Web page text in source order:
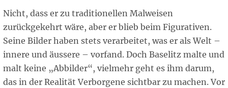
Nicht, dass er zu traditionellen Malweisen
zurückgekehrt wäre, aber er blieb beim Figurativen.
Seine Bilder haben stets verarbeitet, was er als Welt –
innere und äussere – vorfand. Doch Baselitz malte und
malt keine „Abbilder“, vielmehr geht es ihm darum,
das in der Realität Verborgene sichtbar zu machen. Vor